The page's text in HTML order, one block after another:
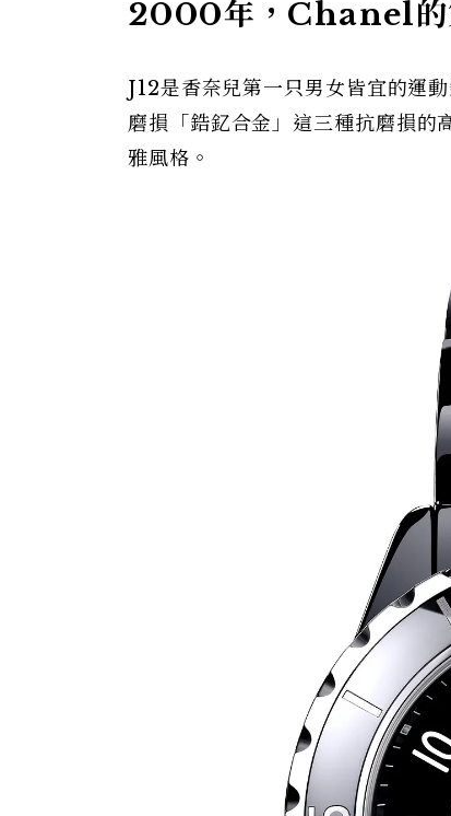
2000年，Chanel的
J12是香奈兒第一只男女皆宜的運
磨損「鋯釔合金」這三種抗磨損的
雅風格。